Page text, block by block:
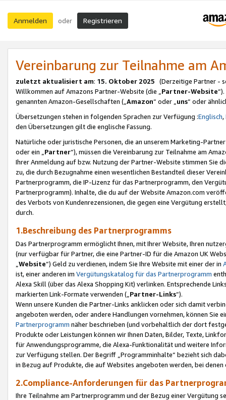
Anmelden oder Registrieren
Vereinbarung zur Teilnahme am
zuletzt aktualisiert am: 15. Oktober 2025 (Derzeitige Partner -
Willkommen auf Amazons Partner-Website (die „Partner-Website
genannten Amazon-Gesellschaften („Amazon“ oder „uns“ oder
Übersetzungen stehen in folgenden Sprachen zur Verfügung :Englisch,
den Übersetzungen gilt die englische Fassung.
Natürliche oder juristische Personen, die an unserem Marketing-
oder ein „Partner“), müssen die Vereinbarung zur Teilnahme am
Ihrer Anmeldung auf bzw. Nutzung der Partner-Website stimmen Sie
zu, die durch Bezugnahme einen wesentlichen Bestandteil dieser
Partnerprogramm, die IP-Lizenz für das Partnerprogramm, den
Partnerprogramm). Inhalte, die du auf der Website Amazon.com
des Verbots von Kundenrezensionen, die gegen eine Vergütung
durch.
1.Beschreibung des Partnerprogramms
Das Partnerprogramm ermöglicht Ihnen, mit Ihrer Website, Ihren
(nur verfügbar für Partner, die eine Partner-ID für die Amazon UK
Website“) Geld zu verdienen, indem Sie Ihre Website mit einer der in
ist, einer anderen im Vergütungskatalog für das Partnerprogramm
Alexa Skill (über das Alexa Shopping Kit) verlinken. Entsprechende
markierten Link-Formate verwenden („ Partner-Links“).
Wenn unsere Kunden die Partner-Links anklicken oder sich damit
angeboten werden, oder andere Handlungen vornehmen, können Sie
Partnerprogramm näher beschrieben (und vorbehaltlich der dort
Produkte oder Leistungen können wir Ihnen Daten, Bilder, Texte,
für Anwendungsprogramme, die Alexa-Funktionalität und weitere
zur Verfügung stellen. Der Begriff „Programminhalte“ bezieht sich
in Bezug auf Produkte, die auf Websites angeboten werden, bei
2.Compliance-Anforderungen für das
Ihre Teilnahme am Partnerprogramm und der Bezug einer Vergütung